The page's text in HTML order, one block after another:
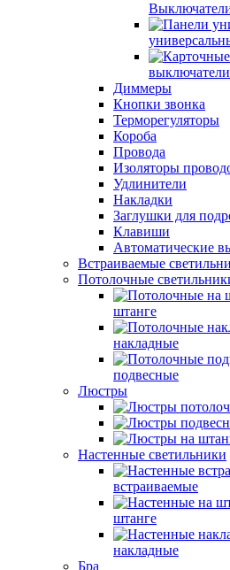
выключатели
Диммеры
Кнопки звонка
Терморегуляторы
Короба
Провода
Изоляторы
Удлинители
Накладки
Заглушки для
Клавиши
Автоматические
Встраиваемые
Потолочные
штанге
накладные
подвесные
Люстры
Настенные светильники
встраиваемые
штанге
накладные
Бра